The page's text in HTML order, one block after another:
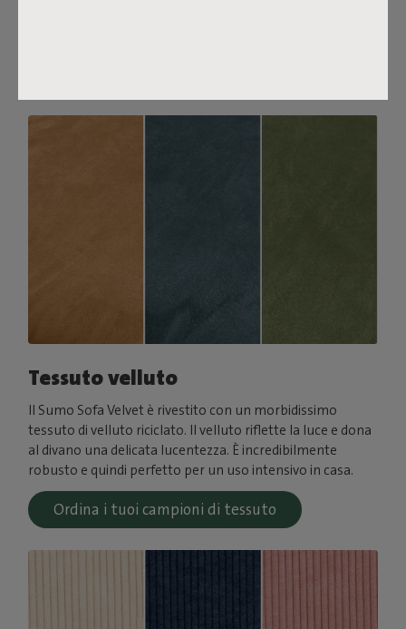
Tessuto velluto
Il Sumo Sofa Velvet è rivestito con un morbidissimo
tessuto di velluto riciclato. Il velluto riflette la luce e dona
al divano una delicata lucentezza. È incredibilmente
robusto e quindi perfetto per un uso intensivo in casa.
Ordina i tuoi campioni di tessuto